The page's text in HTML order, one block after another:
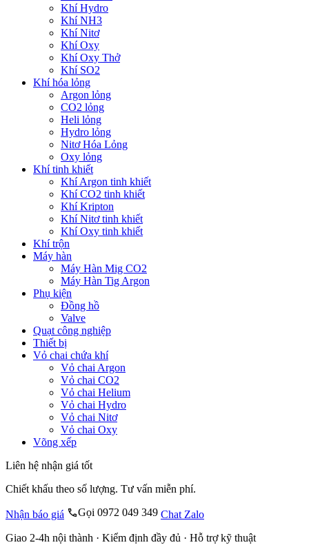
Khí Hydro
Khí NH3
Khí Nitơ
Khí Oxy
Khí Oxy Thở
Khí SO2
Khí hóa lỏng
Argon lỏng
CO2 lỏng
Heli lỏng
Hydro lỏng
Nitơ Hóa Lỏng
Oxy lỏng
Khí tinh khiết
Khí Argon tinh khiết
Khí CO2 tinh khiết
Khí Kripton
Khí Nitơ tinh khiết
Khí Oxy tinh khiết
Khí trộn
Máy hàn
Máy Hàn Mig CO2
Máy Hàn Tig Argon
Phụ kiện
Đồng hồ
Valve
Quạt công nghiệp
Thiết bị
Vỏ chai chứa khí
Vỏ chai Argon
Vỏ chai CO2
Vỏ chai Helium
Vỏ chai Hydro
Vỏ chai Nitơ
Vỏ chai Oxy
Võng xếp
Liên hệ nhận giá tốt
Chiết khấu theo số lượng. Tư vấn miễn phí.
Nhận báo giá Gọi 0972 049 349 Chat Zalo
Giao 2-4h nội thành · Kiểm định đầy đủ · Hỗ trợ kỹ thuật